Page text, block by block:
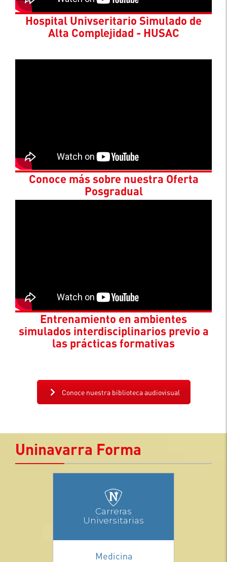
Hospital Univseritario Simulado de
Alta Complejidad - HUSAC
Conoce más sobre nuestra Oferta
Posgradual
Entrenamiento en ambientes
simulados interdisciplinarios previo a
las prácticas formativas
Conoce nuestra biblioteca audiovisual
Uninavarra Forma
Carreras
Universitarias
Medicina